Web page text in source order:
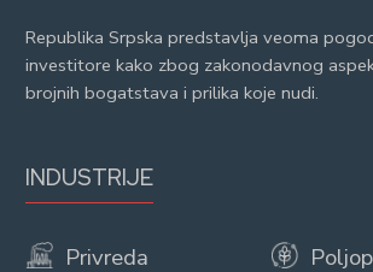
Republika Srpska predstavlja veoma
investitore kako zbog zakonodavnog
brojnih bogatstava i prilika koje nudi.
INDUSTRIJE
Privreda